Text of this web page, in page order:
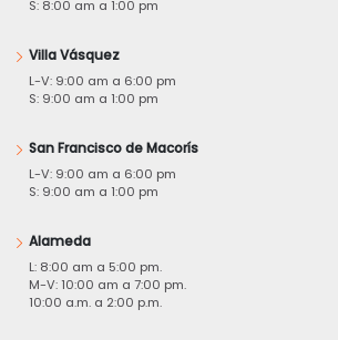
S: 8:00 am a 1:00 pm
Villa Vásquez
L-V: 9:00 am a 6:00 pm
S: 9:00 am a 1:00 pm
San Francisco de Macorís
L-V: 9:00 am a 6:00 pm
S: 9:00 am a 1:00 pm
Alameda
L: 8:00 am a 5:00 pm.
M-V: 10:00 am a 7:00 pm.
10:00 a.m. a 2:00 p.m.